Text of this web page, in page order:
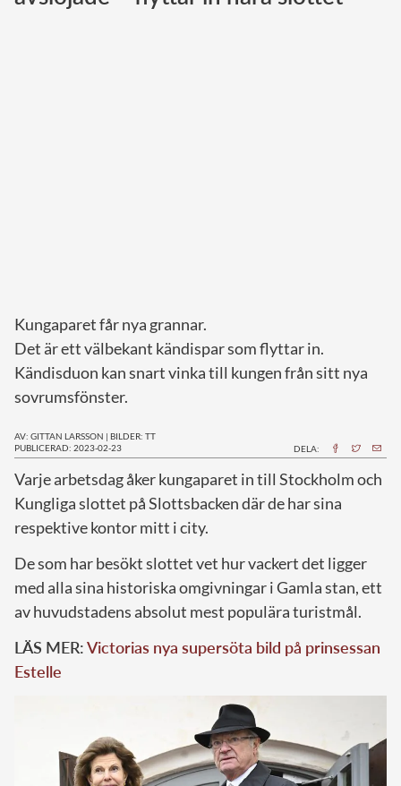
Monacos furstehus
Kungaparet får nya grannar.
Det är ett välbekant kändispar som flyttar in.
Kändisduon kan snart vinka till kungen från sitt nya
sovrumsfönster.
AV: GITTAN LARSSON | BILDER: TT
PUBLICERAD: 2023-02-23
DELA:
Varje arbetsdag åker kungaparet in till Stockholm och
Kungliga slottet på Slottsbacken där de har sina
respektive kontor mitt i city.
De som har besökt slottet vet hur vackert det ligger
med alla sina historiska omgivningar i Gamla stan, ett
av huvudstadens absolut mest populära turistmål.
LÄS MER:Victorias nya supersöta bild på prinsessan
Estelle